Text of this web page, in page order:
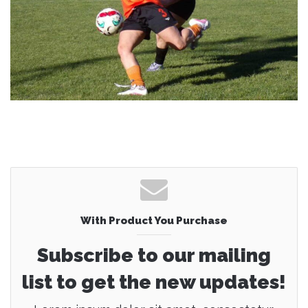
With Product You Purchase
Subscribe to our mailing
list to get the new updates!